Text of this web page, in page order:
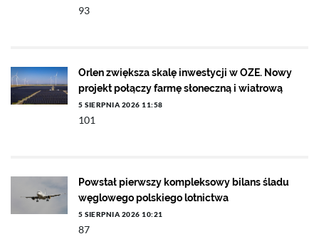
93
Orlen zwiększa skalę inwestycji w OZE. Nowy
projekt połączy farmę słoneczną i wiatrową
5 SIERPNIA 2026 11:58
101
Powstał pierwszy kompleksowy bilans śladu
węglowego polskiego lotnictwa
5 SIERPNIA 2026 10:21
87